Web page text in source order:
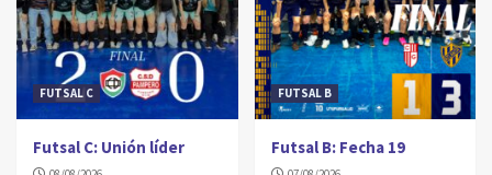
FUTSAL C
Futsal C: Unión líder
FUTSAL B
Futsal B: Fecha 19